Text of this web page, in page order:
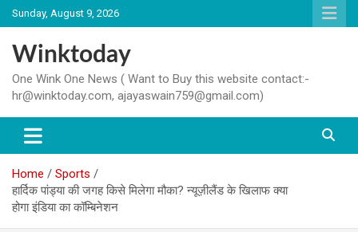
Skip
to
content
Sunday, August 9, 2026
Winktoday
One Wink One News ( Want to Buy this website contact:-
hr@winktoday.com, ajayaswain759@gmail.com)
Home
Sports
हार्दिक पांड्या की जगह किसे मिलेगा मौका? न्यूज़ीलैंड के खिलाफ क्या
होगा इंडिया का कॉम्बिनेशन